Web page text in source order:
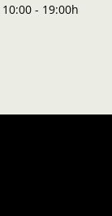
10:00 - 19:00h